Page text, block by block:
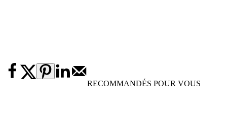
RECOMMANDÉS POUR VOUS